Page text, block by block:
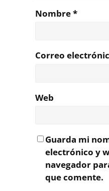
Nombre*
Correo
Web
Guarda mi
electrónico y
navegador
que comente.